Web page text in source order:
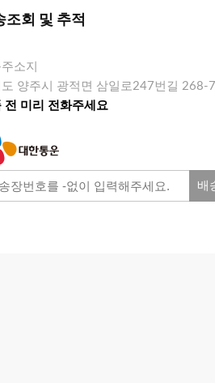
조회 및 추적
소지
도 양주시 광적면 삼일로247번길 268-
전 미리 전화주세요
배